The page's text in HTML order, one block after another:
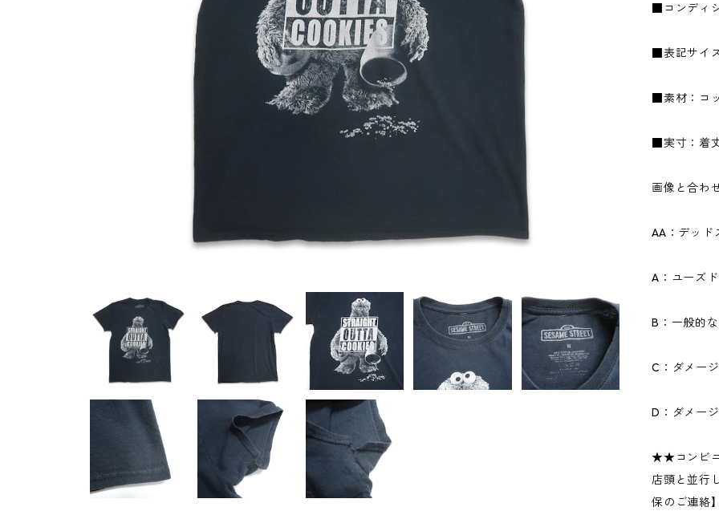
■コンディ
■表記サイ
■素材：コ
■実寸：着
画像と合わ
AA：デッド
A：ユーズ
B：一般的
C：ダメー
D：ダメー
★★コンビ
店頭と並行
保のご連絡